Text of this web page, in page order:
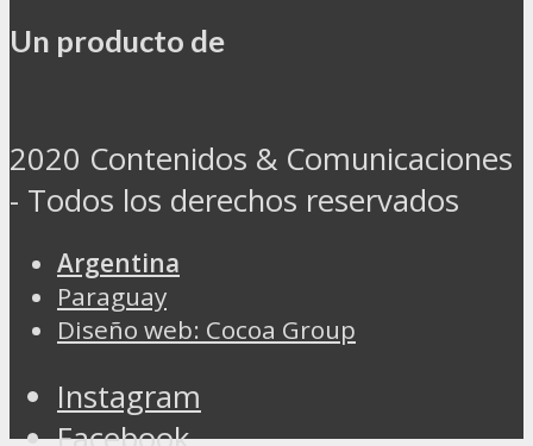
Un producto de
2020 Contenidos & Comunicaciones
- Todos los derechos reservados
Argentina
Paraguay
Diseño web: Cocoa Group
Instagram